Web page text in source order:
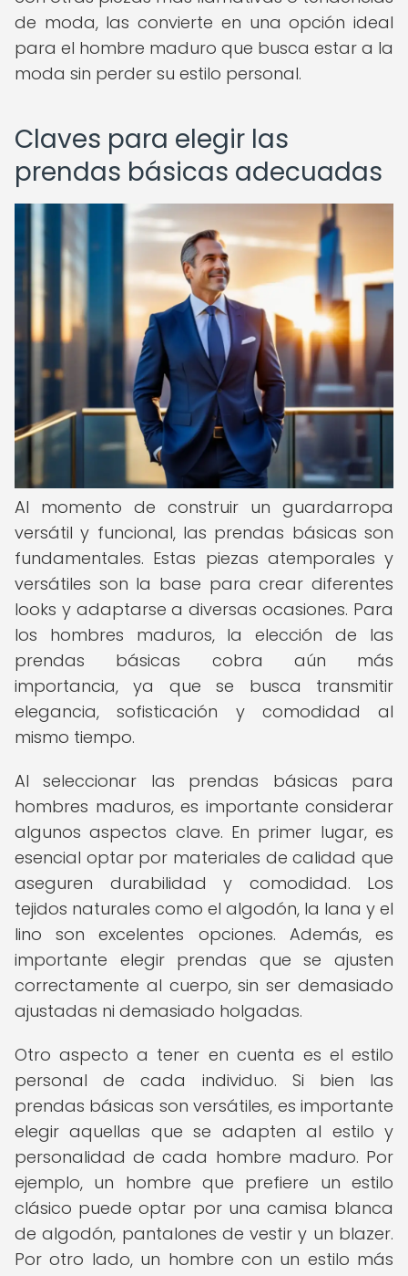
de moda, las convierte en una opción ideal
para el hombre maduro que busca estar a la
moda sin perder su estilo personal.
Claves para elegir las
prendas básicas adecuadas
Al momento de construir un guardarropa
versátil y funcional, las prendas básicas son
fundamentales. Estas piezas atemporales y
versátiles son la base para crear diferentes
looks y adaptarse a diversas ocasiones. Para
los hombres maduros, la elección de las
prendas básicas cobra aún más
importancia, ya que se busca transmitir
elegancia, sofisticación y comodidad al
mismo tiempo.
Al seleccionar las prendas básicas para
hombres maduros, es importante considerar
algunos aspectos clave. En primer lugar, es
esencial optar por materiales de calidad que
aseguren durabilidad y comodidad. Los
tejidos naturales como el algodón, la lana y el
lino son excelentes opciones. Además, es
importante elegir prendas que se ajusten
correctamente al cuerpo, sin ser demasiado
ajustadas ni demasiado holgadas.
Otro aspecto a tener en cuenta es el estilo
personal de cada individuo. Si bien las
prendas básicas son versátiles, es importante
elegir aquellas que se adapten al estilo y
personalidad de cada hombre maduro. Por
ejemplo, un hombre que prefiere un estilo
clásico puede optar por una camisa blanca
de algodón, pantalones de vestir y un blazer.
Por otro lado, un hombre con un estilo más